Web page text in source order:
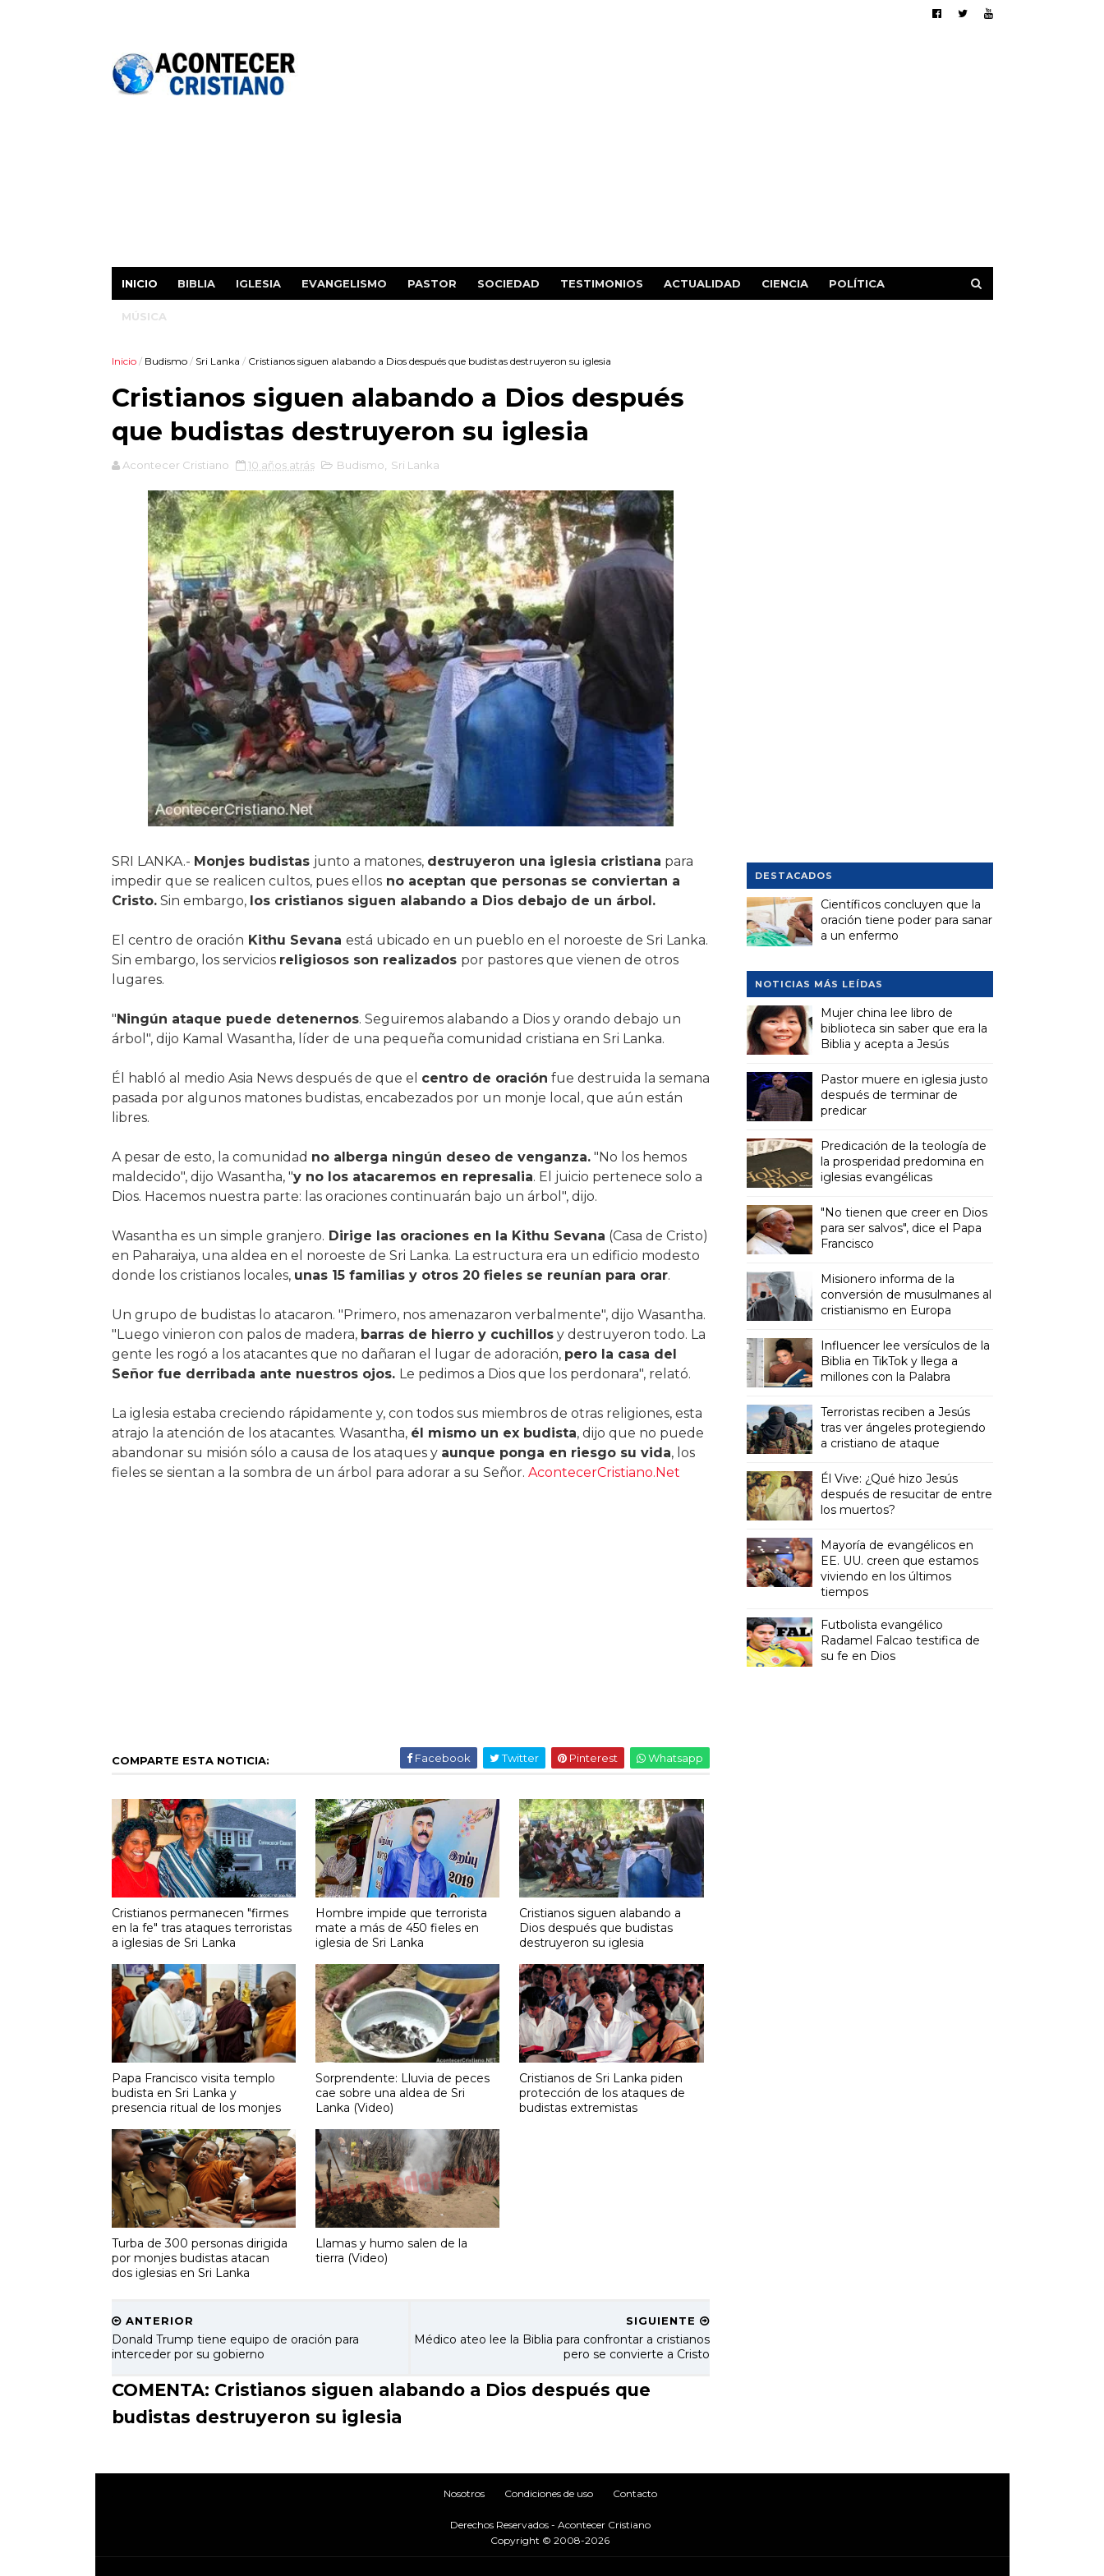
INICIO BIBLIA IGLESIA EVANGELISMO PASTOR SOCIEDAD TESTIMONIOS ACTUALIDAD CIENCIA POLÍTICA
MÚSICA
Inicio / Budismo / Sri Lanka / Cristianos siguen alabando a Dios después que budistas destruyeron su iglesia
Cristianos siguen alabando a Dios después
que budistas destruyeron su iglesia
Acontecer Cristiano 10 años atrás Budismo Sri Lanka
SRI LANKA.- Monjes budistas junto a matones, destruyeron una iglesia cristiana para
impedir que se realicen cultos, pues ellosno aceptan que personas se conviertan a
Cristo.Sin embargo, los cristianos siguen alabando a Dios debajo de un árbol.
El centro de oración Kithu Sevana está ubicado en un pueblo en el noroeste de Sri Lanka.
Sin embargo, los servicios religiosos son realizados por pastores que vienen de otros
lugares.
"Ningún ataque puede detenernos. Seguiremos alabando a Dios y orando debajo un
árbol", dijo Kamal Wasantha, líder de una pequeña comunidad cristiana en Sri Lanka.
Él habló al medio Asia News después de que el centro de oración fue destruida la semana
pasada por algunos matones budistas, encabezados por un monje local, que aún están
libres.
A pesar de esto, la comunidad no alberga ningún deseo de venganza."No los hemos
maldecido", dijo Wasantha, "y no los atacaremos en represalia. El juicio pertenece solo a
Dios. Hacemos nuestra parte: las oraciones continuarán bajo un árbol", dijo.
Wasantha es un simple granjero. Dirige las oraciones en la Kithu Sevana (Casa de Cristo)
en Paharaiya, una aldea en el noroeste de Sri Lanka. La estructura era un edificio modesto
donde los cristianos locales, unas 15 familias y otros 20 fieles se reunían para orar.
Un grupo de budistas lo atacaron. "Primero, nos amenazaron verbalmente", dijo Wasantha.
"Luego vinieron con palos de madera, barras de hierro y cuchillosy destruyeron todo. La
gente les rogó a los atacantes que no dañaran el lugar de adoración, pero la casa del
Señor fue derribada ante nuestros ojos. Le pedimos a Dios que los perdonara", relató.
La iglesia estaba creciendo rápidamente y, con todos sus miembros de otras religiones, esta
atrajo la atención de los atacantes. Wasantha, él mismo un ex budista, dijo que no puede
abandonar su misión sólo a causa de los ataques y aunque ponga en riesgo su vida, los
fieles se sientan a la sombra de un árbol para adorar a su Señor. AcontecerCristiano.Net
COMPARTE ESTA NOTICIA: Facebook Twitter Pinterest Whatsapp
Cristianos permanecen "firmes
en la fe" tras ataques terroristas
a iglesias de Sri Lanka
Hombre impide que terrorista
mate a más de 450 fieles en
iglesia de Sri Lanka
Cristianos siguen alabando a
Dios después que budistas
destruyeron su iglesia
Papa Francisco visita templo
budista en Sri Lanka y
presencia ritual de los monjes
Sorprendente: Lluvia de peces
cae sobre una aldea de Sri
Lanka (Video)
Cristianos de Sri Lanka piden
protección de los ataques de
budistas extremistas
Turba de 300 personas dirigida
por monjes budistas atacan
dos iglesias en Sri Lanka
Llamas y humo salen de la
tierra (Video)
SIGUIENTE
Médico ateo lee la Biblia para confrontar a cristianos
pero se convierte a Cristo
ANTERIOR
Donald Trump tiene equipo de oración para
interceder por su gobierno
COMENTA: Cristianos siguen alabando a Dios después que
budistas destruyeron su iglesia
DESTACADOS
Científicos concluyen que la
oración tiene poder para sanar
a un enfermo
NOTICIAS MÁS LEÍDAS
Mujer china lee libro de
biblioteca sin saber que era la
Biblia y acepta a Jesús
Pastor muere en iglesia justo
después de terminar de
predicar
Predicación de la teología de
la prosperidad predomina en
iglesias evangélicas
"No tienen que creer en Dios
para ser salvos", dice el Papa
Francisco
Misionero informa de la
conversión de musulmanes al
cristianismo en Europa
Influencer lee versículos de la
Biblia en TikTok y llega a
millones con la Palabra
Terroristas reciben a Jesús
tras ver ángeles protegiendo
a cristiano de ataque
Él Vive: ¿Qué hizo Jesús
después de resucitar de entre
los muertos?
Mayoría de evangélicos en
EE. UU. creen que estamos
viviendo en los últimos
tiempos
Futbolista evangélico
Radamel Falcao testifica de
su fe en Dios
Nosotros Condiciones de uso Contacto
Derechos Reservados - Acontecer Cristiano
Copyright © 2008-2026